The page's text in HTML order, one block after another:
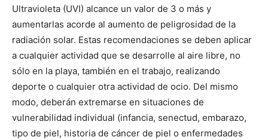
Ultravioleta (UVI) alcance un valor de 3 o más y
aumentarlas acorde al aumento de peligrosidad de la
radiación solar. Estas recomendaciones se deben aplicar
a cualquier actividad que se desarrolle al aire libre, no
sólo en la playa, también en el trabajo, realizando
deporte o cualquier otra actividad de ocio. Del mismo
modo, deberán extremarse en situaciones de
vulnerabilidad individual (infancia, senectud, embarazo,
tipo de piel, historia de cáncer de piel o enfermedades